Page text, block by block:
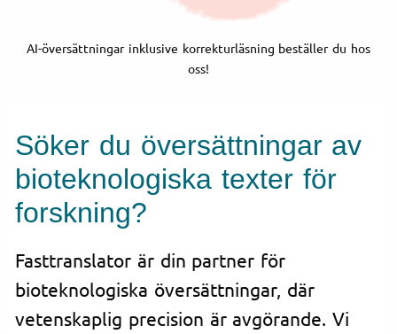
AI-översättningar inklusive korrekturläsning beställer du hos
oss!
Söker du översättningar av
bioteknologiska texter för
forskning?
Fasttranslator är din partner för
bioteknologiska översättningar, där
vetenskaplig precision är avgörande. Vi